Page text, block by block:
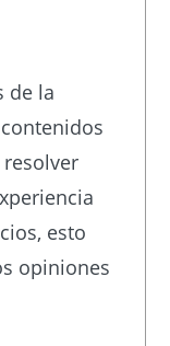
de la
esto
opiniones